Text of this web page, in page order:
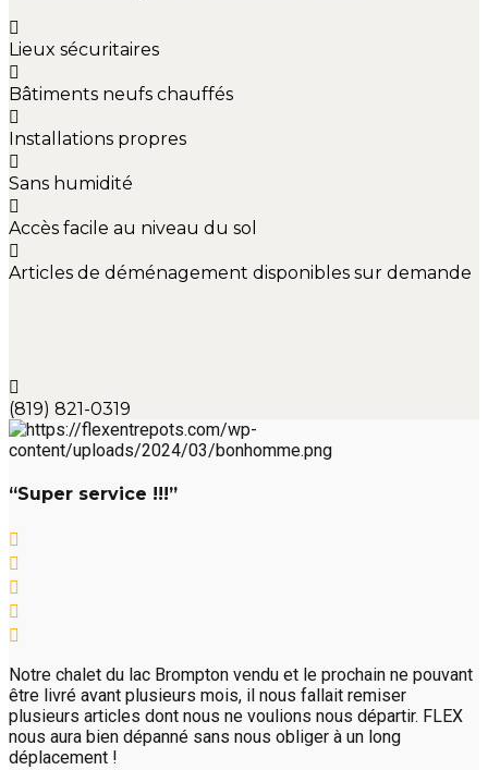
Lieux sécuritaires
Bâtiments neufs chauffés
Installations propres
Sans humidité
Accès facile au niveau du sol
Articles de déménagement disponibles sur demande
(819) 821-0319
“Super service !!!”
Notre chalet du lac Brompton vendu et le prochain ne pouvant
être livré avant plusieurs mois, il nous fallait remiser
plusieurs articles dont nous ne voulions nous départir. FLEX
nous aura bien dépanné sans nous obliger à un long
déplacement !